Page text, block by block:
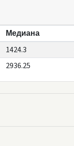
Медиана
1424.3
2936.25